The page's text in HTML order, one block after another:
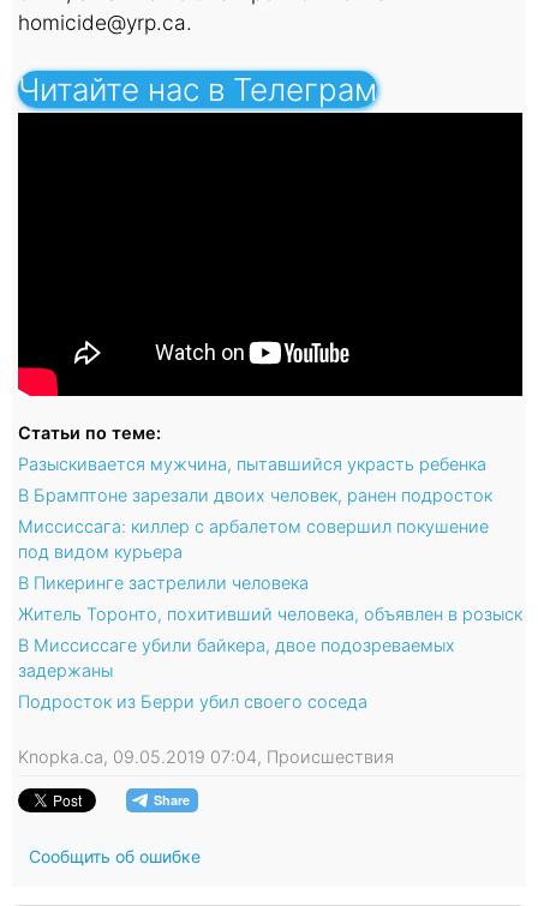
homicide@yrp.ca.
Читайте нас в Телеграм
Статьи по теме:
Разыскивается мужчина, пытавшийся украсть ребенка
В Брамптоне зарезали двоих человек, ранен подросток
Миссиссага: киллер с арбалетом совершил покушение
под видом курьера
В Пикеринге застрелили человека
Житель Торонто, похитивший человека, объявлен в розыск
В Миссиссаге убили байкера, двое подозреваемых
задержаны
Подросток из Берри убил своего соседа
Knopka.ca, 09.05.2019 07:04, Происшествия
Сообщить об ошибке